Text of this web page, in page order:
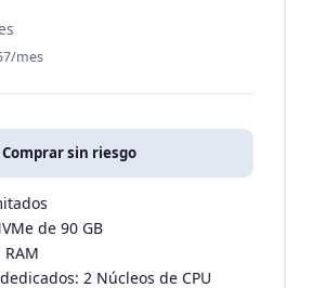
mes
Comprar sin riesgo
de 90 GB
2 Núcleos de CPU